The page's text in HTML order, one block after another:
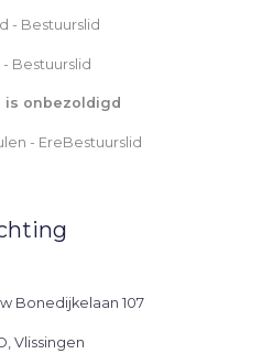
- Bestuurslid
- Bestuurslid
is onbezoldigd
- EreBestuurslid
Bonedijkelaan 107
Vlissingen